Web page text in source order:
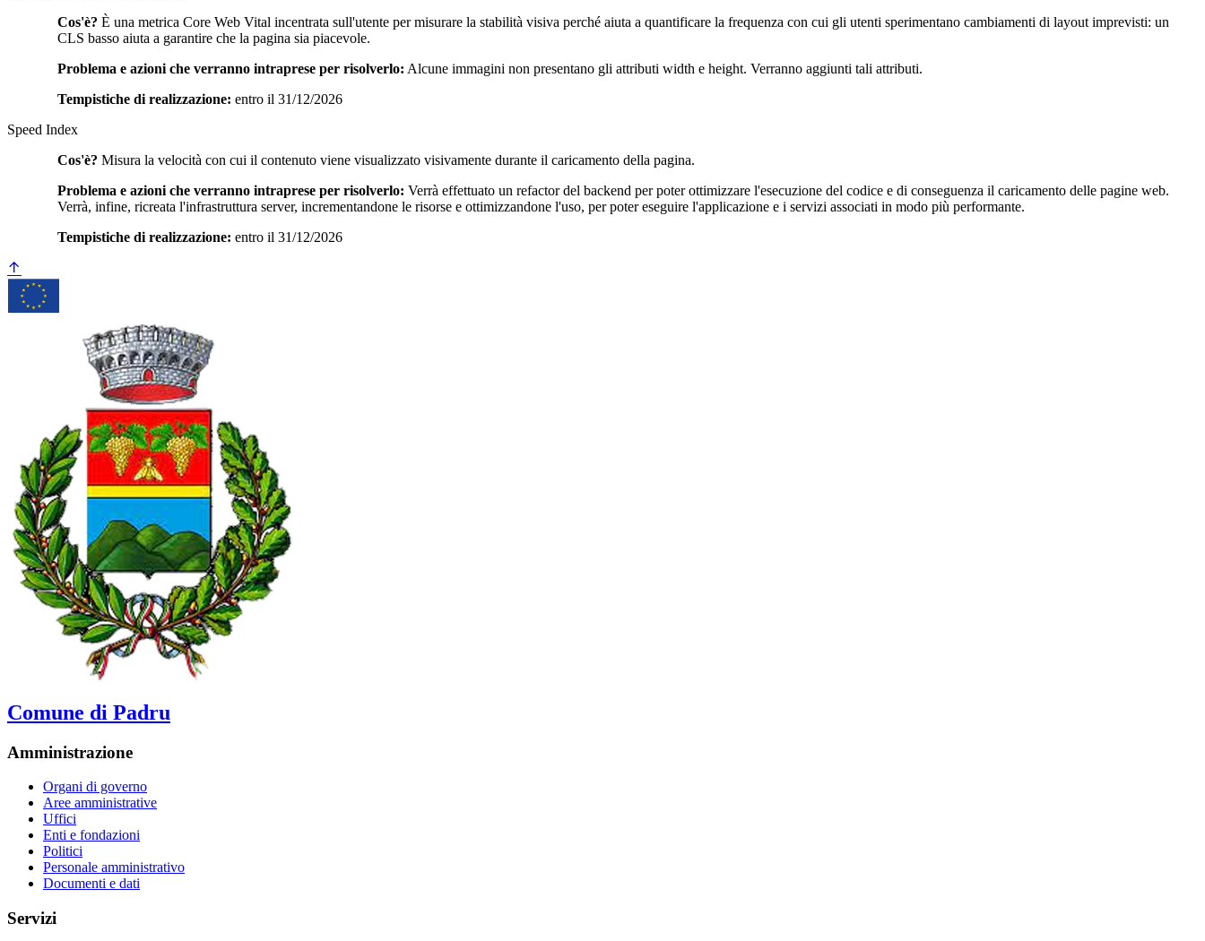
Cos'è? È una metrica Core Web Vital incentrata sull'utente per misurare la stabilità visiva perché aiuta a quantificare la frequenza con cui gli utenti sperimentano cambiamenti di layout imprevisti: un
CLS basso aiuta a garantire che la pagina sia piacevole.
Problema e azioni che verranno intraprese per risolverlo: Alcune immagini non presentano gli attributi width e height. Verranno aggiunti tali attributi.
Tempistiche di realizzazione: entro il 31/12/2026
Speed Index
Cos'è? Misura la velocità con cui il contenuto viene visualizzato visivamente durante il caricamento della pagina.
Problema e azioni che verranno intraprese per risolverlo: Verrà effettuato un refactor del backend per poter ottimizzare l'esecuzione del codice e di conseguenza il caricamento delle pagine web.
Verrà, infine, ricreata l'infrastruttura server, incrementandone le risorse e ottimizzandone l'uso, per poter eseguire l'applicazione e i servizi associati in modo più performante.
Tempistiche di realizzazione: entro il 31/12/2026
Comune di Padru
Amministrazione
Organi di governo
Aree amministrative
Uffici
Enti e fondazioni
Politici
Personale amministrativo
Documenti e dati
Servizi